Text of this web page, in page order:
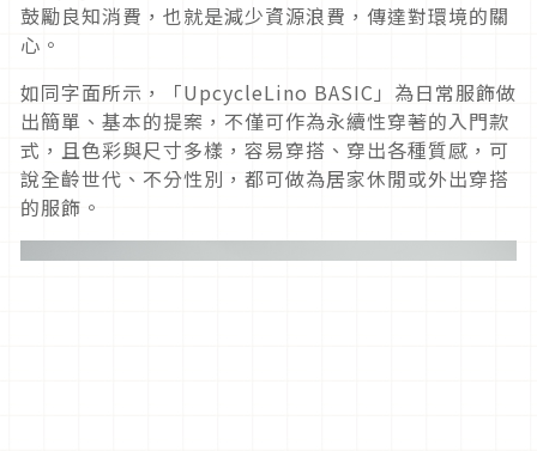
鼓勵良知消費， 也就是減少資源浪費，傳達對環境的關
心。
如同字面所示，「UpcycleLino BASIC 」為日常服飾做
出簡單、基本的提案， 不僅可作為永續性穿著的入門款
式，且色彩與尺寸多樣，容易穿搭、 穿出各種質感，可
說全齡世代、不分性別， 都可做為居家休閒或外出穿搭
的服飾。